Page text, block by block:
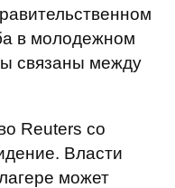
в молодежном
связаны между
Reuters со
Власти
может